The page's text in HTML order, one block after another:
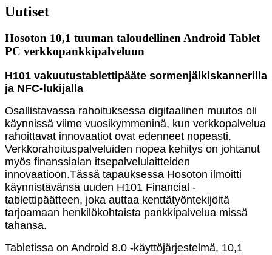
Uutiset
Hosoton 10,1 tuuman taloudellinen Android Tablet
PC verkkopankkipalveluun
H101 vakuutustablettipääte sormenjälkiskannerilla
ja NFC-lukijalla
Osallistavassa rahoituksessa digitaalinen muutos oli
käynnissä viime vuosikymmeninä, kun verkkopalvelua
rahoittavat innovaatiot ovat edenneet nopeasti.
Verkkorahoituspalveluiden nopea kehitys on johtanut
myös finanssialan itsepalvelulaitteiden
innovaatioon.Tässä tapauksessa Hosoton ilmoitti
käynnistävänsä uuden H101 Financial -
tablettipäätteen, joka auttaa kenttätyöntekijöitä
tarjoamaan henkilökohtaista pankkipalvelua missä
tahansa.
Tabletissa on Android 8.0 -käyttöjärjestelmä, 10,1